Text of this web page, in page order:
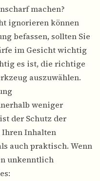
machen?
ignorieren können
befassen, sollten Sie
im Gesicht wichtig
es ist, die richtige
auszuwählen.
weniger
der Schutz der
Inhalten
auch praktisch. Wenn
unkenntlich